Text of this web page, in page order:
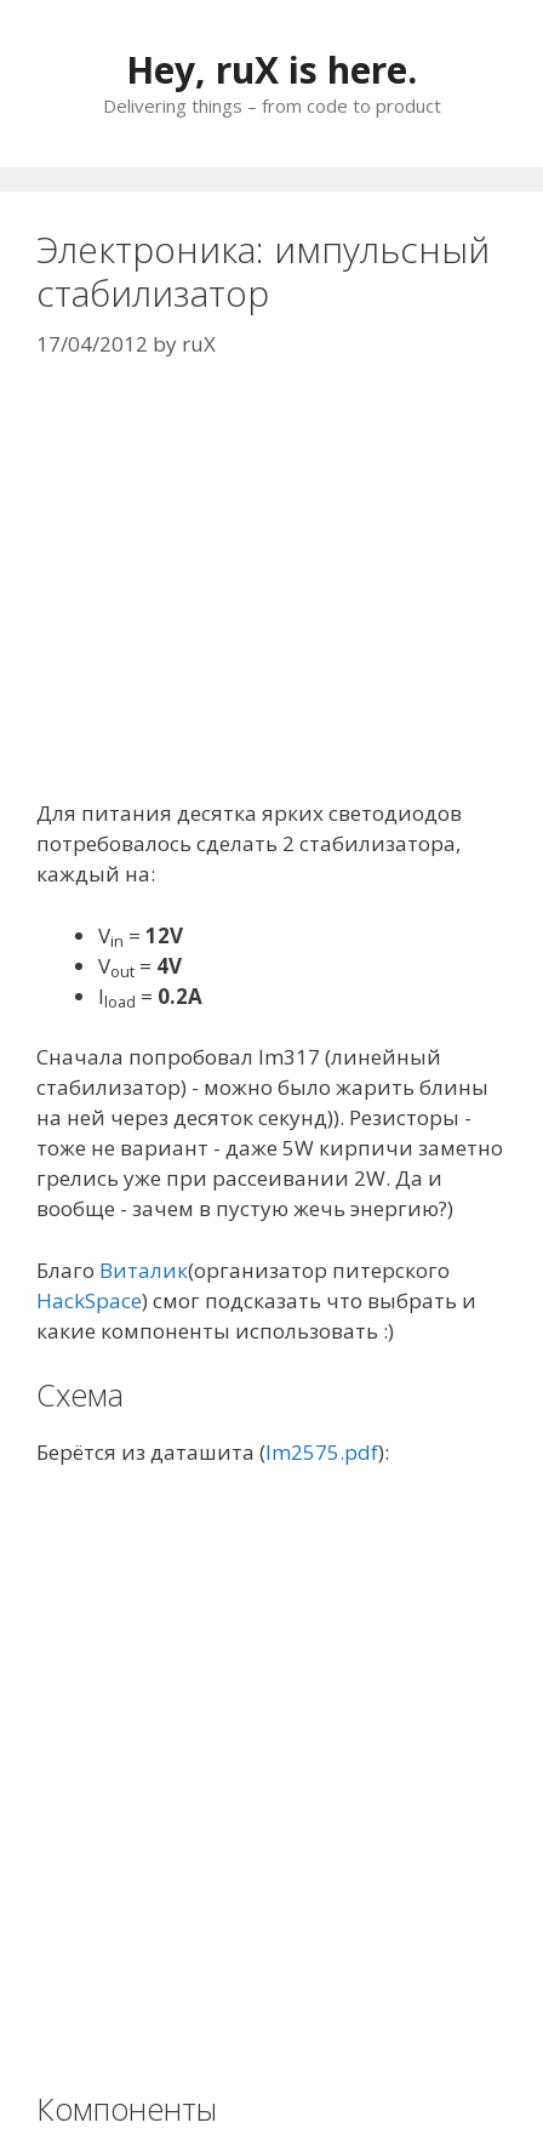
Hey, ruX is here.
Delivering things – from code to product
Электроника: импульсный
стабилизатор
17/04/2012 by ruX
Для питания десятка ярких светодиодов
потребовалось сделать 2 стабилизатора,
каждый на:
Vin = 12V
Vout = 4V
Iload = 0.2A
Сначала попробовал lm317 (линейный
стабилизатор) - можно было жарить блины
на ней через десяток секунд)). Резисторы -
тоже не вариант - даже 5W кирпичи заметно
грелись уже при рассеивании 2W. Да и
вообще - зачем в пустую жечь энергию?)
Благо Виталик(организатор питерского
HackSpace) смог подсказать что выбрать и
какие компоненты использовать :)
Схема
Берётся из даташита (lm2575.pdf):
Компоненты